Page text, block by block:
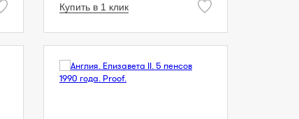
Купить в 1 клик